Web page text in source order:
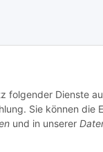
folgender Dienste
Sie können
und in unserer